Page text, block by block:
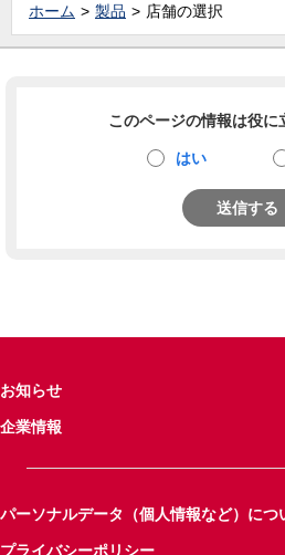
ホーム 製品 店舗の選択
このページの情報は役に
はい
送信する
お知らせ
企業情報
パーソナルデータ（個人情報など）につ
プライバシーポリシー